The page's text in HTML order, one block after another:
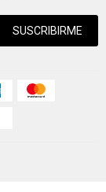
SUSCRIBIRME